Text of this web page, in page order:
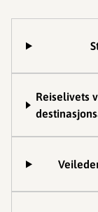
Reiselivets